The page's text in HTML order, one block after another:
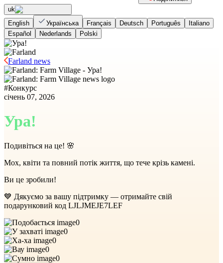
uk
English
Українська Français Deutsch Português
Italiano
Español
Nederlands Polski
Farland news
#Конкурс
січень 07, 2026
Ура!
Подивіться на це! 🌸
Мох, квіти та повний потік життя, що тече крізь камені.
Ви це зробили!
💙 Дякуємо за вашу підтримку — отримайте свій
подарунковий код LJLJMEJE7LEF
0
0
0
0
0